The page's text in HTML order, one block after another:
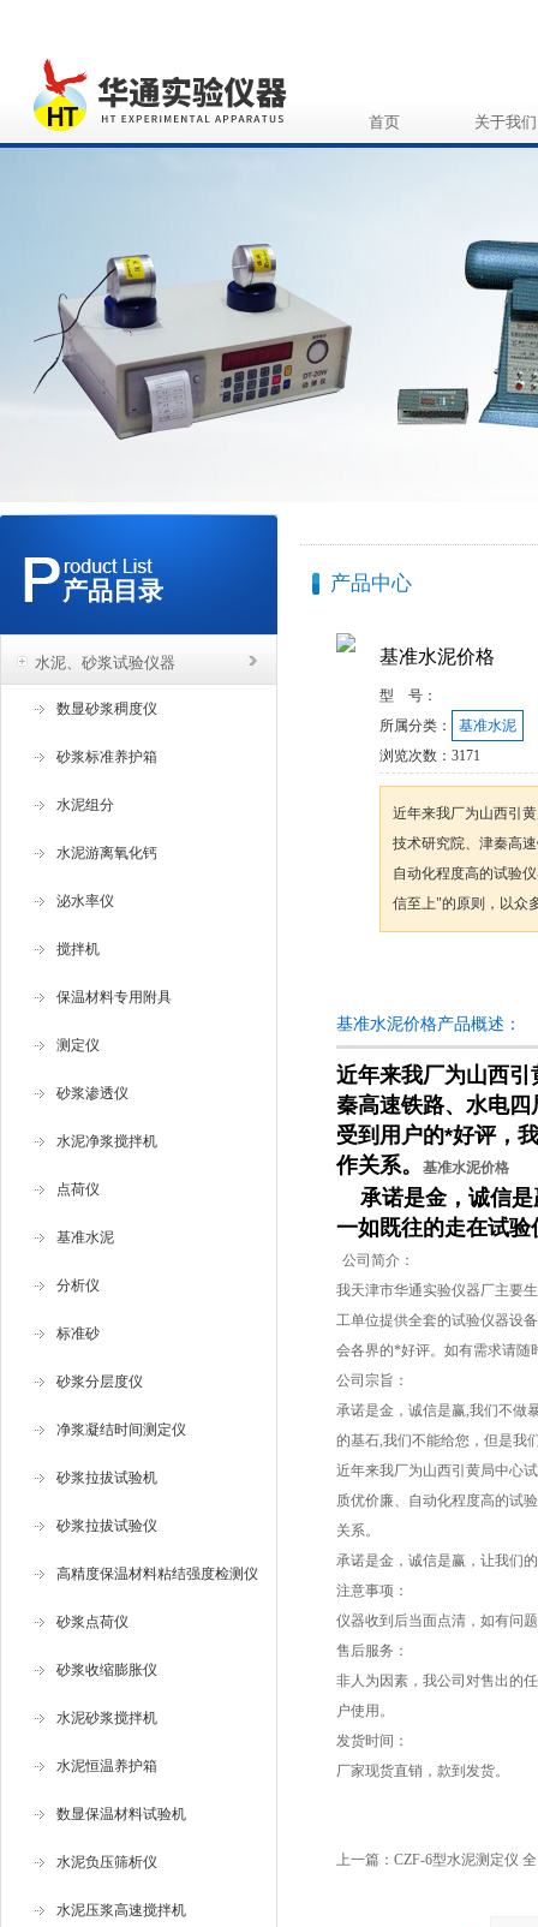
首页 关于我们
产品目录
水泥、砂浆试验仪器
数显砂浆稠度仪
砂浆标准养护箱
水泥组分
水泥游离氧化钙
泌水率仪
搅拌机
保温材料专用附具
测定仪
砂浆渗透仪
水泥净浆搅拌机
点荷仪
基准水泥
分析仪
标准砂
砂浆分层度仪
净浆凝结时间测定仪
砂浆拉拔试验机
砂浆拉拔试验仪
高精度保温材料粘结强度检测仪
砂浆点荷仪
砂浆收缩膨胀仪
水泥砂浆搅拌机
水泥恒温养护箱
数显保温材料试验机
水泥负压筛析仪
水泥压浆高速搅拌机
产品中心
基准水泥价格
型 号：
所属分类：
基准水泥
浏览次数： 3171
近年来我厂为山西引
技术研究院、津秦高
自动化程度高的试验
信至上"的原则，以众
基准水泥价格产品概述：
近年来我厂为山西
秦高速铁路、水电
受到用户的*好评，
作关系。
基准水泥价格
承诺是金，诚信是
一如既往的走在试验
公司简介：
我天津市华通实验仪器厂主要
工单位提供全套的试验仪器设
会各界的*好评。如有需求请随
公司宗旨：
承诺是金，诚信是赢,我们不做
的基石,我们不能给您，但是我
近年来我厂为山西引黄局中心
质优价廉、自动化程度高的试
关系。
承诺是金，诚信是赢，让我们
注意事项：
仪器收到后当面点清，如有问
售后服务：
非人为因素，我公司对售出的
户使用。
发货时间：
厂家现货直销，款到发货。
上一篇： CZF-6型水泥测定仪